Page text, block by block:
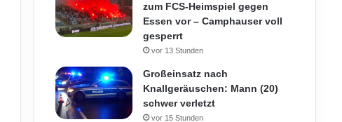
zum FCS-Heimspiel gegen
Essen vor – Camphauser voll
gesperrt
vor 13 Stunden
Großeinsatz nach
Knallgeräuschen: Mann (20)
schwer verletzt
vor 15 Stunden